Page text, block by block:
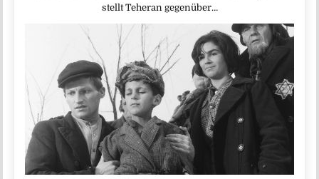
stellt Teheran gegenüber…